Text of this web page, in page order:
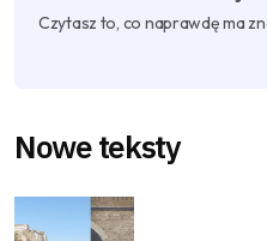
Czytasz to, co naprawdę ma
Nowe teksty